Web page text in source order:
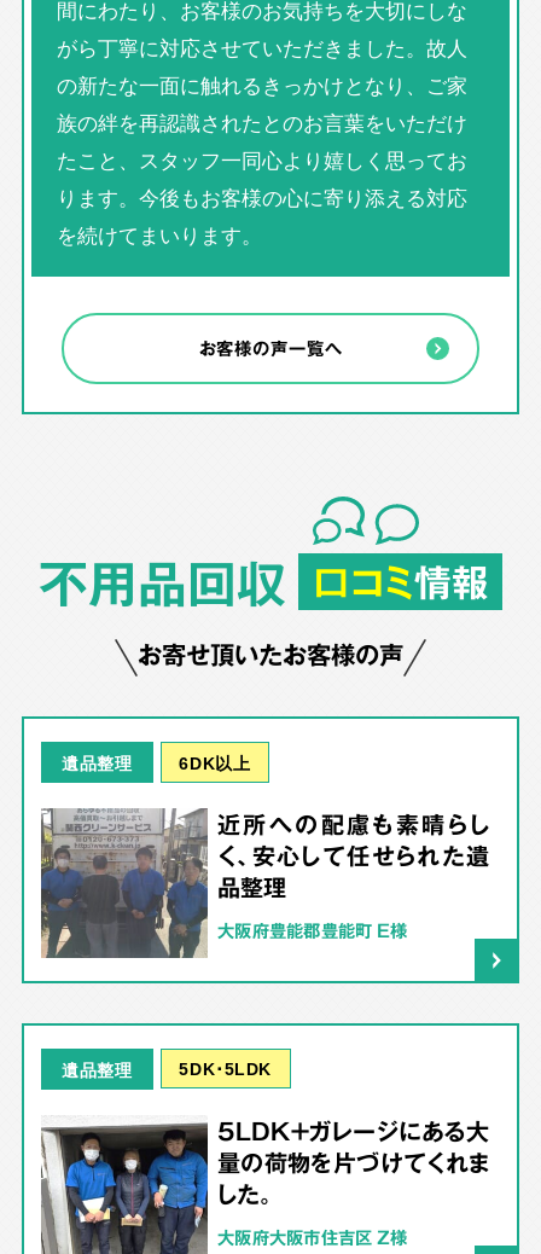
間にわたり、お客様のお気持ちを大切にしな
がら丁寧に対応させていただきました。故人
の新たな一面に触れるきっかけとなり、ご家
族の絆を再認識されたとのお言葉をいただけ
たこと、スタッフ一同心より嬉しく思ってお
ります。今後もお客様の心に寄り添える対応
を続けてまいります。
お客様の声一覧へ
不用品回収 口コミ情報
お寄せ頂いたお客様の声
遺品整理 6DK以上
近所への配慮も素晴らし
く、安心して任せられた遺
品整理
大阪府豊能郡豊能町 E様
遺品整理 5DK･5LDK
5LDK＋ガレージにある大
量の荷物を片づけてくれま
した。
大阪府大阪市住吉区 Z様